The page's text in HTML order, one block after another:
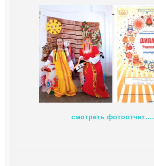
смотреть фотоотчет….